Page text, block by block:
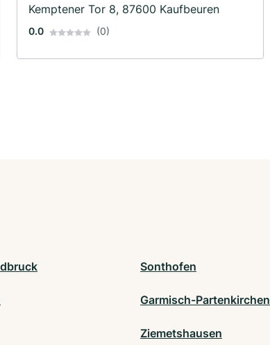
Kemptener Tor 8, 87600 Kaufbeuren
0.0 (0)
Sonthofen
Garmisch-Partenkirchen
Ziemetshausen